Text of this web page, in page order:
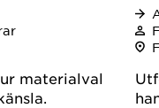
materialval